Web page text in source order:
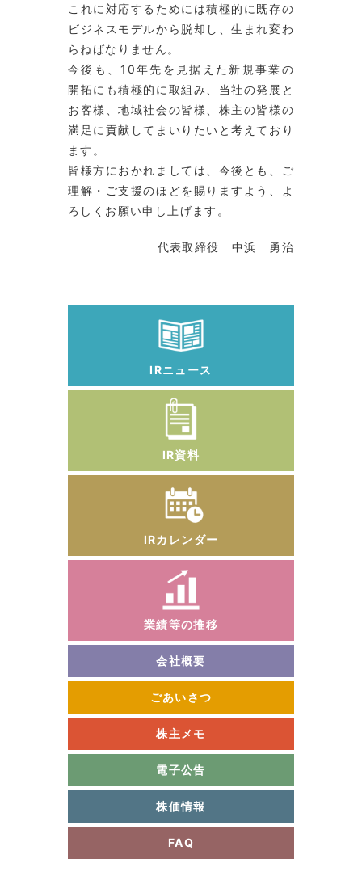
これに対応するためには積極的に既存の
ビジネスモデルから脱却し、生まれ変わ
らねばなりません。
今後も、10年先を見据えた新規事業の
開拓にも積極的に取組み、当社の発展と
お客様、地域社会の皆様、株主の皆様の
満足に貢献してまいりたいと考えており
ます。
皆様方におかれましては、今後とも、ご
理解・ご支援のほどを賜りますよう、よ
ろしくお願い申し上げます。
代表取締役 中浜 勇治
IRニュース
IR資料
IRカレンダー
業績等の推移
会社概要
ごあいさつ
株主メモ
電子公告
株価情報
FAQ